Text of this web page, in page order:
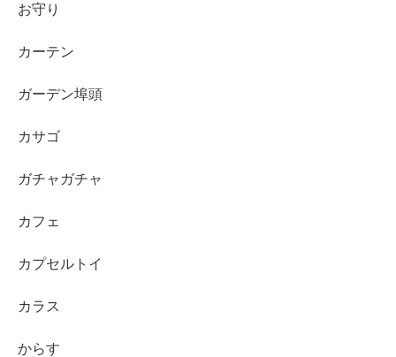
お守り
カーテン
ガーデン埠頭
カサゴ
ガチャガチャ
カフェ
カプセルトイ
カラス
からす